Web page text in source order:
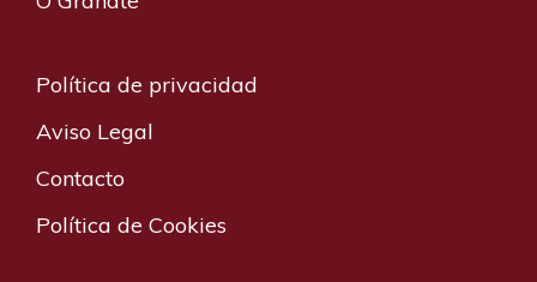
Política de privacidad
Aviso Legal
Contacto
Política de Cookies